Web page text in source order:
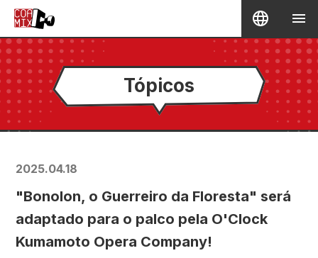
Tópicos
2025.04.18
"Bonolon, o Guerreiro da Floresta" será
adaptado para o palco pela O'Clock
Kumamoto Opera Company!